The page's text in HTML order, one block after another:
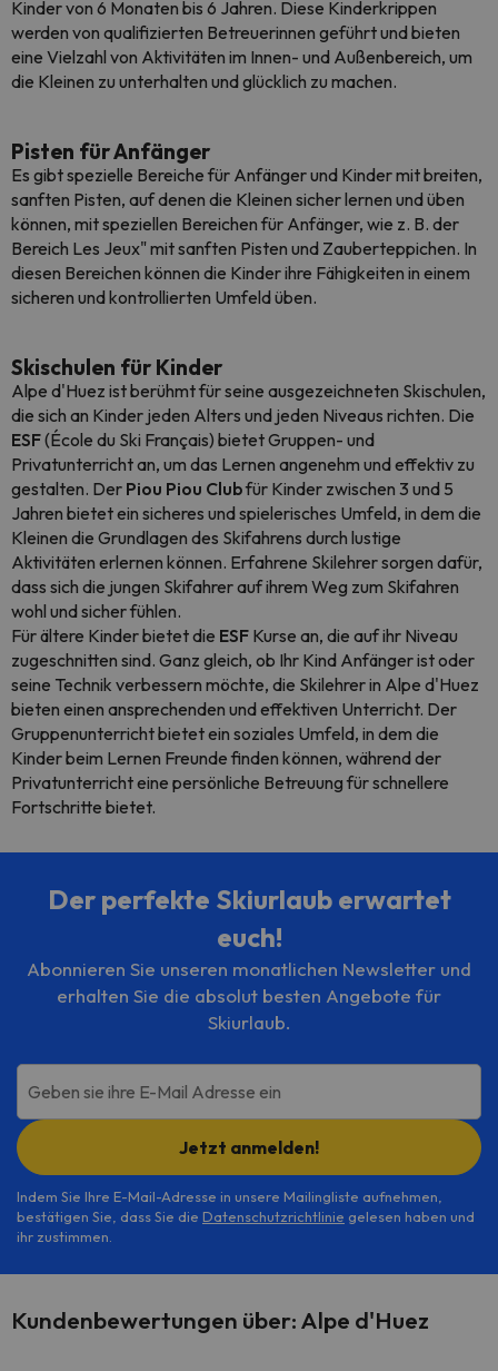
Kinder von 6 Monaten bis 6 Jahren. Diese Kinderkrippen
werden von qualifizierten Betreuerinnen geführt und bieten
eine Vielzahl von Aktivitäten im Innen- und Außenbereich, um
die Kleinen zu unterhalten und glücklich zu machen.
Pisten für Anfänger
Es gibt spezielle Bereiche für Anfänger und Kinder mit breiten,
sanften Pisten, auf denen die Kleinen sicher lernen und üben
können, mit speziellen Bereichen für Anfänger, wie z. B. der
Bereich Les Jeux" mit sanften Pisten und Zauberteppichen. In
diesen Bereichen können die Kinder ihre Fähigkeiten in einem
sicheren und kontrollierten Umfeld üben.
Skischulen für Kinder
Alpe d'Huez ist berühmt für seine ausgezeichneten Skischulen,
die sich an Kinder jeden Alters und jeden Niveaus richten. Die
ESF(École du Ski Français) bietet Gruppen- und
Privatunterricht an, um das Lernen angenehm und effektiv zu
gestalten. Der Piou Piou Clubfür Kinder zwischen 3 und 5
Jahren bietet ein sicheres und spielerisches Umfeld, in dem die
Kleinen die Grundlagen des Skifahrens durch lustige
Aktivitäten erlernen können. Erfahrene Skilehrer sorgen dafür,
dass sich die jungen Skifahrer auf ihrem Weg zum Skifahren
wohl und sicher fühlen.
Für ältere Kinder bietet die ESF Kurse an, die auf ihr Niveau
zugeschnitten sind. Ganz gleich, ob Ihr Kind Anfänger ist oder
seine Technik verbessern möchte, die Skilehrer in Alpe d'Huez
bieten einen ansprechenden und effektiven Unterricht. Der
Gruppenunterricht bietet ein soziales Umfeld, in dem die
Kinder beim Lernen Freunde finden können, während der
Privatunterricht eine persönliche Betreuung für schnellere
Fortschritte bietet.
Der perfekte Skiurlaub erwartet
euch!
Abonnieren Sie unseren monatlichen Newsletter und
erhalten Sie die absolut besten Angebote für
Skiurlaub.
Geben sie ihre E-Mail Adresse ein
Jetzt anmelden!
Indem Sie Ihre E-Mail-Adresse in unsere Mailingliste aufnehmen,
bestätigen Sie, dass Sie die Datenschutzrichtlinie gelesen haben und
ihr zustimmen.
Kundenbewertungen über: Alpe d'Huez